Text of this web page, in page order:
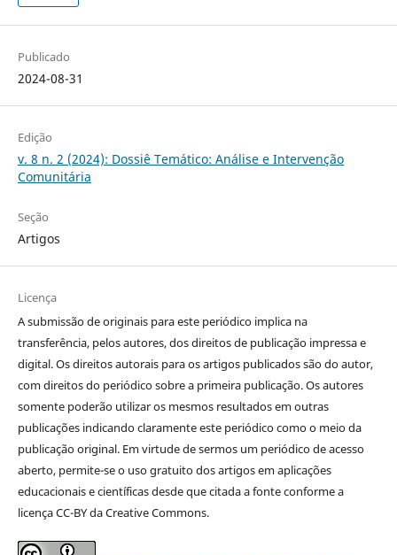
Publicado
2024-08-31
Edição
v. 8 n. 2 (2024): Dossiê Temático: Análise e Intervenção
Comunitária
Seção
Artigos
Licença
A submissão de originais para este periódico implica na
transferência, pelos autores, dos direitos de publicação impressa e
digital. Os direitos autorais para os artigos publicados são do autor,
com direitos do periódico sobre a primeira publicação. Os autores
somente poderão utilizar os mesmos resultados em outras
publicações indicando claramente este periódico como o meio da
publicação original. Em virtude de sermos um periódico de acesso
aberto, permite-se o uso gratuito dos artigos em aplicações
educacionais e científicas desde que citada a fonte conforme a
licença CC-BY da Creative Commons.